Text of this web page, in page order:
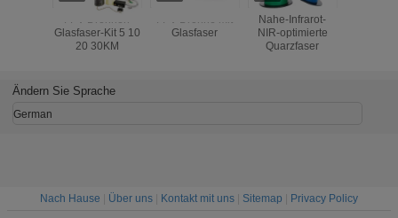
FPV Drohnen
Glasfaser-Kit 5 10
20 30KM
FPV-Drohne mit
Glasfaser
Nahe-Infrarot-
NIR-optimierte
Quarzfaser
Ändern Sie Sprache
German
Nach Hause Über uns Kontakt mit uns Sitemap
Privacy Policy